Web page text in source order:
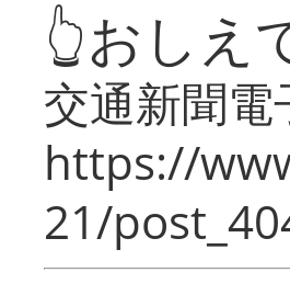
👆おし
交通新聞
https://
21/